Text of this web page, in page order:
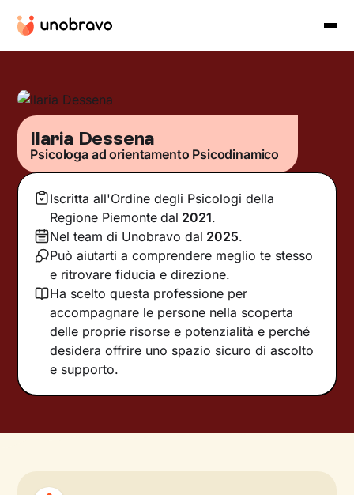
Ilaria Dessena
Psicologa ad orientamento Psicodinamico
Iscritta all'Ordine degli Psicologi della
Regione Piemonte dal 2021.
Nel team di Unobravo dal 2025.
Può aiutarti a comprendere meglio te stesso
e ritrovare fiducia e direzione.
Ha scelto questa professione per
accompagnare le persone nella scoperta
delle proprie risorse e potenzialità e perché
desidera offrire uno spazio sicuro di ascolto
e supporto.